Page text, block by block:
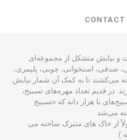
CONTACT
و نیایش متشکل از مجموعه‌ای
صدفی، استخوانی، چوبی، پلیمری،
می‌کشند تا به کمک آن شمار نیایش
در قدیم تعداد مهره‌های تسبیح،
با هزار دانه که «تسبیح
می‌شد
از خاک های متبرک ساخته می
)